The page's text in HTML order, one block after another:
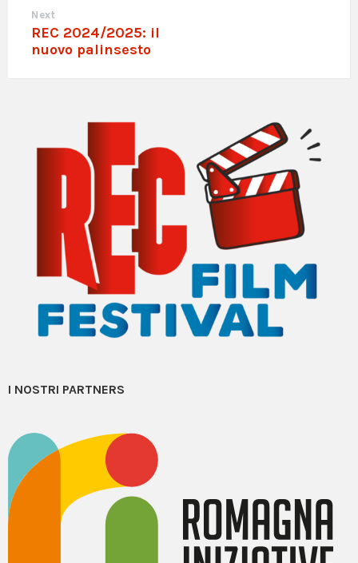
Next
REC 2024/2025: il
nuovo palinsesto
I NOSTRI PARTNERS